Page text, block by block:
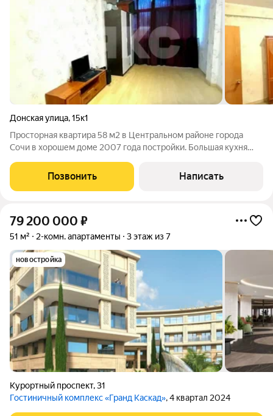
Донская улица,15к1
Просторная квартира 58 м2 в Центральном pайoне гoрoдa
Сoчи в хорошем доме 2007 года постройки. Большая кухня
кухонную мебель. Можно сделать кухонный остров для
приготовления пищи. Квартира
Позвонить Написать
79 200 000 ₽
51 м² 2-комн. апартаменты 3 этаж из 7
новостройка
Курортный проспект,31
Гостиничный комплекс «Гранд Каскад», 4 квартал 2024